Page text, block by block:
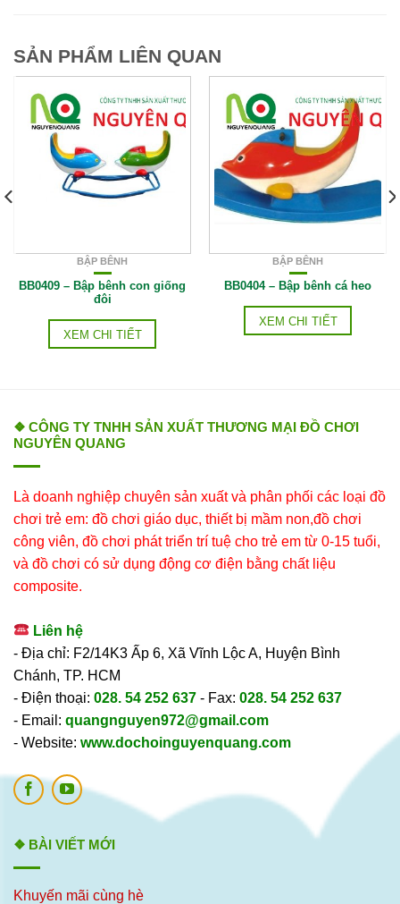
SẢN PHẨM LIÊN QUAN
BẬP BÊNH
BB0409 – Bập bênh con giống
đôi
XEM CHI TIẾT
BẬP BÊNH
BB0404 – Bập bênh cá heo
XEM CHI TIẾT
❖ CÔNG TY TNHH SẢN XUẤT THƯƠNG MẠI ĐỒ CHƠI
NGUYÊN QUANG
Là doanh nghiệp chuyên sản xuất và phân phối các loại đồ
chơi trẻ em: đồ chơi giáo dục, thiết bị mầm non,đồ chơi
công viên, đồ chơi phát triển trí tuệ cho trẻ em từ 0-15 tuổi,
và đồ chơi có sử dụng động cơ điện bằng chất liệu
composite.
Liên hệ
- Địa chỉ: F2/14K3 Ấp 6, Xã Vĩnh Lộc A, Huyện Bình
Chánh, TP. HCM
- Điện thoại: 028. 54 252 637 - Fax: 028. 54 252 637
- Email: quangnguyen972@gmail.com
- Website: www.dochoinguyenquang.com
❖ BÀI VIẾT MỚI
Khuyến mãi cùng hè